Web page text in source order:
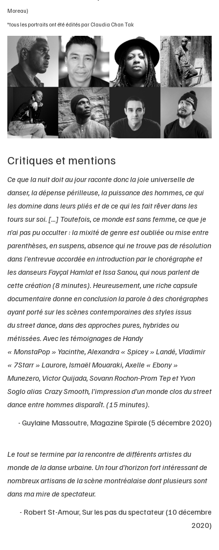
Moreau)
*tous les portraits ont été édités par Claudia Chan Tak
Critiques et mentions
Ce que la nuit doit au jour raconte donc la joie universelle de
danser, la dépense périlleuse, la puissance des hommes, ce qui
les domine dans leurs pliés et de ce qui les fait rêver dans les
tours sur soi. [...] Toutefois, ce monde est sans femme, ce que je
n’ai pas pu occulter : la mixité de genre est oubliée ou mise entre
parenthèses, en suspens, absence qui ne trouve pas de résolution
dans l’entrevue accordée en introduction par le chorégraphe et
les danseurs Fayçal Hamlat et Issa Sanou, qui nous parlent de
cette création (8 minutes). Heureusement, une riche capsule
documentaire donne en conclusion la parole à des chorégraphes
ayant porté sur les scènes contemporaines des styles issus
du street dance, dans des approches pures, hybrides ou
métissées. Avec les témoignages de Handy
« MonstaPop » Yacinthe, Alexandra « Spicey » Landé, Vladimir
« 7Starr » Laurore, Ismaël Mouaraki, Axelle « Ebony »
Munezero, Victor Quijada, Sovann Rochon-Prom Tep et Yvon
Soglo alias Crazy Smooth, l’impression d’un monde clos du street
dance entre hommes disparaît. (15 minutes).
- Guylaine Massoutre, Magazine Spirale (5 décembre 2020)
Le tout se termine par la rencontre de différents artistes du
monde de la danse urbaine. Un tour d'horizon fort intéressant de
nombreux artisans de la scène montréalaise dont plusieurs sont
dans ma mire de spectateur.
- Robert St-Amour, Sur les pas du spectateur (10 décembre
2020)